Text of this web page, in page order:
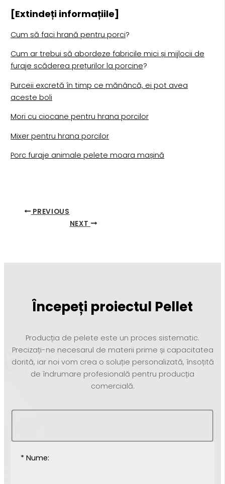
[Extindeți informațiile]
Cum să faci hrană pentru porci?
Cum ar trebui să abordeze fabricile mici și mijlocii de
furaje scăderea prețurilor la porcine?
Purceii excretă în timp ce mănâncă, ei pot avea
aceste boli
Mori cu ciocane pentru hrana porcilor
Mixer pentru hrana porcilor
Porc furaje animale pelete moara mașină
PREVIOUS
NEXT
Începeți proiectul Pellet
Producția de pelete este un proces sistematic.
Precizați-ne necesarul de materii prime și capacitatea
dorită, iar noi vom crea o soluție personalizată, însoțită
de îndrumare profesională pentru producția
comercială.
* Nume: